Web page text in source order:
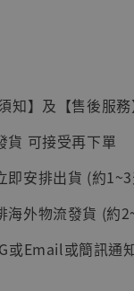
】及【售後服務
貨 可接受再下單
安排出貨 (約
外物流發貨 (約
或Email或簡訊通